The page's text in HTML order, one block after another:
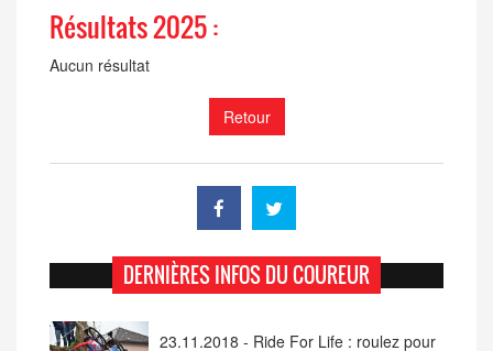
Résultats 2025 :
Aucun résultat
Retour
DERNIÈRES INFOS DU COUREUR
23.11.2018 - Ride For Life : roulez pour